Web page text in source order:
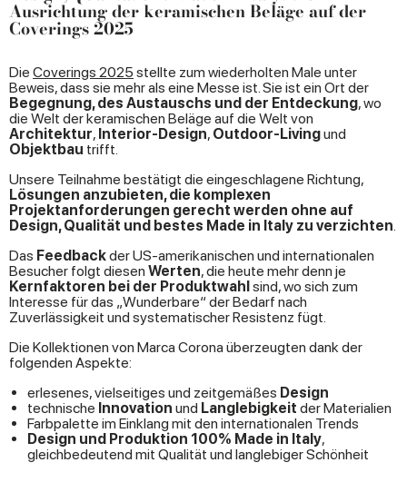
Ausrichtung der keramischen Beläge auf der
Coverings 2025
Die Coverings 2025 stellte zum wiederholten Male unter
Beweis, dass sie mehr als eine Messe ist. Sie ist ein Ort der
Begegnung, des Austauschs und der Entdeckung, wo
die Welt der keramischen Beläge auf die Welt von
Architektur, Interior-Design, Outdoor-Livingund
Objektbau trifft.
Unsere Teilnahme bestätigt die eingeschlagene Richtung,
Lösungen anzubieten, die komplexen
Projektanforderungen gerecht werden ohne auf
Design, Qualität und bestes Made in Italy zu verzichten.
Das Feedbackder US-amerikanischen und internationalen
Besucher folgt diesen Werten, die heute mehr denn je
Kernfaktoren bei der Produktwahlsind, wo sich zum
Interesse für das „Wunderbare“ der Bedarf nach
Zuverlässigkeit und systematischer Resistenz fügt.
Die Kollektionen von Marca Corona überzeugten dank der
folgenden Aspekte:
erlesenes, vielseitiges und zeitgemäßes Design
technische Innovation und Langlebigkeit der Materialien
Farbpalette im Einklang mit den internationalen Trends
Design und Produktion 100% Made in Italy,
gleichbedeutend mit Qualität und langlebiger Schönheit